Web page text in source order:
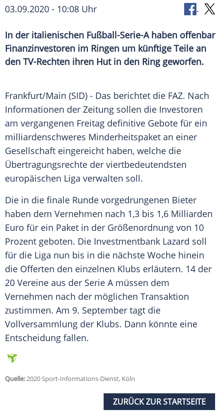
03.09.2020 - 10:08 Uhr
In der italienischen Fußball-Serie-A haben offenbar
Finanzinvestoren im Ringen um künftige Teile an
den TV-Rechten ihren Hut in den Ring geworfen.
Frankfurt/Main (SID) - Das berichtet die FAZ. Nach
Informationen der Zeitung sollen die Investoren
am vergangenen Freitag definitive Gebote für ein
milliardenschweres Minderheitspaket an einer
Gesellschaft eingereicht haben, welche die
Übertragungsrechte der viertbedeutendsten
europäischen Liga verwalten soll.
Die in die finale Runde vorgedrungenen Bieter
haben dem Vernehmen nach 1,3 bis 1,6 Milliarden
Euro für ein Paket in der Größenordnung von 10
Prozent geboten. Die Investmentbank Lazard soll
für die Liga nun bis in die nächste Woche hinein
die Offerten den einzelnen Klubs erläutern. 14 der
20 Vereine aus der Serie A müssen dem
Vernehmen nach der möglichen Transaktion
zustimmen. Am 9. September tagt die
Vollversammlung der Klubs. Dann könnte eine
Entscheidung fallen.
Quelle:2020 Sport-Informations-Dienst, Köln
ZURÜCK ZUR STARTSEITE